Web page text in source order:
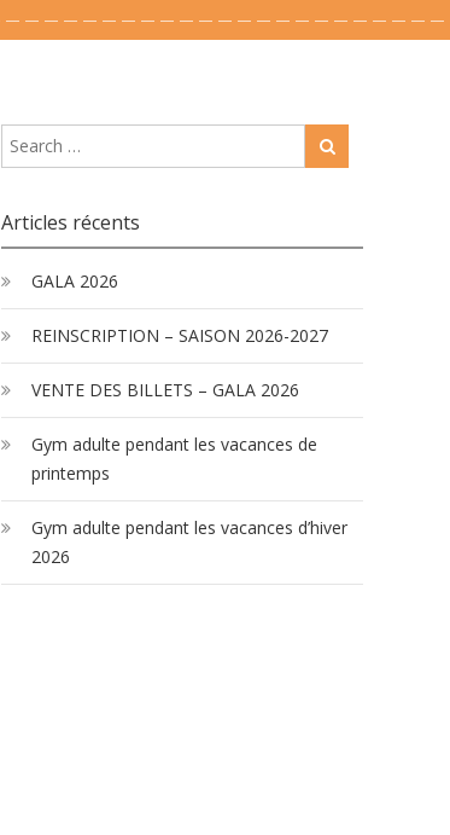
Articles récents
GALA 2026
REINSCRIPTION – SAISON 2026-2027
VENTE DES BILLETS – GALA 2026
Gym adulte pendant les vacances de
printemps
Gym adulte pendant les vacances d’hiver
2026